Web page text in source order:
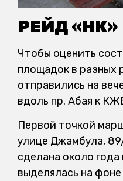
РЕЙД «НК»
Чтобы оценить
площадок в разных
отправились на
вдоль пр. Абая к
Первой точкой
улице Джамбула,
сделана около
выделялась на